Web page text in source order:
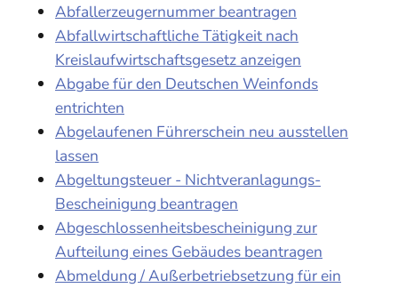
Abfallerzeugernummer beantragen
Abfallwirtschaftliche Tätigkeit nach
Kreislaufwirtschaftsgesetz anzeigen
Abgabe für den Deutschen Weinfonds
entrichten
Abgelaufenen Führerschein neu ausstellen
lassen
Abgeltungsteuer - Nichtveranlagungs-
Bescheinigung beantragen
Abgeschlossenheitsbescheinigung zur
Aufteilung eines Gebäudes beantragen
Abmeldung / Außerbetriebsetzung für ein